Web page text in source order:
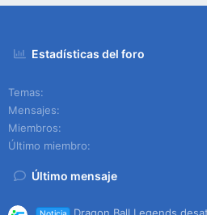
Estadísticas del foro
Temas
Mensajes
Miembros
Último miembro
Último mensaje
Dragon Ball Legends